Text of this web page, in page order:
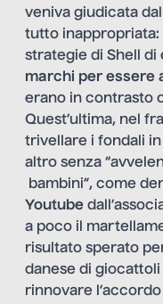
veniva giudicata
tutto
strategie di Shell di
marchi per essere
erano in contrasto
Quest’ultima, nel
trivellare i fondali
altro senza
bambini”, come
Youtube
a poco il
risultato sperato
danese di
rinnovare